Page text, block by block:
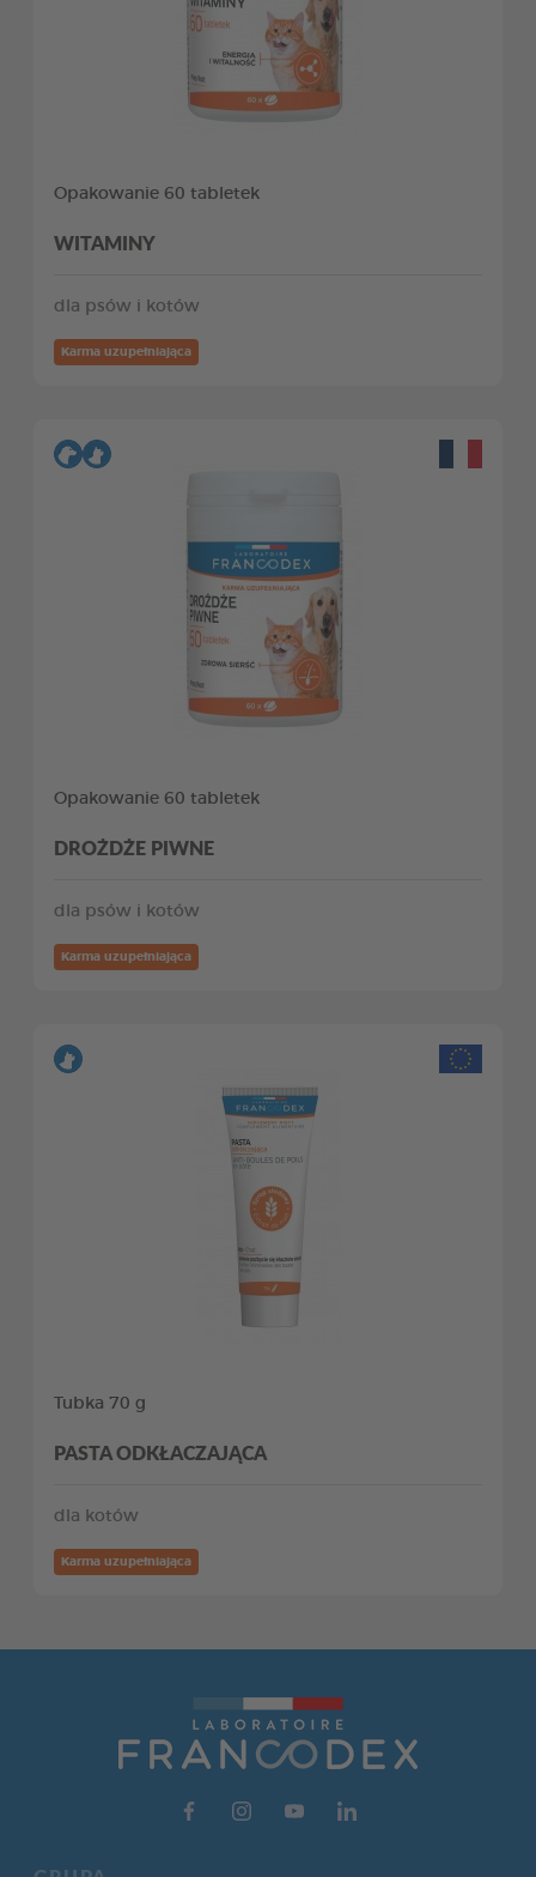
Opakowanie 60 tabletek
WITAMINY
dla psów i kotów
Karma uzupełniająca
Opakowanie 60 tabletek
DROŻDŻE PIWNE
dla psów i kotów
Karma uzupełniająca
Tubka 70 g
PASTA ODKŁACZAJĄCA
dla kotów
Karma uzupełniająca